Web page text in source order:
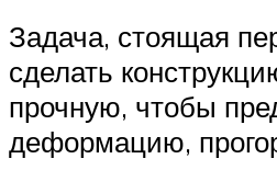
Задача, стоящая
сделать
прочную, чтобы
деформацию,